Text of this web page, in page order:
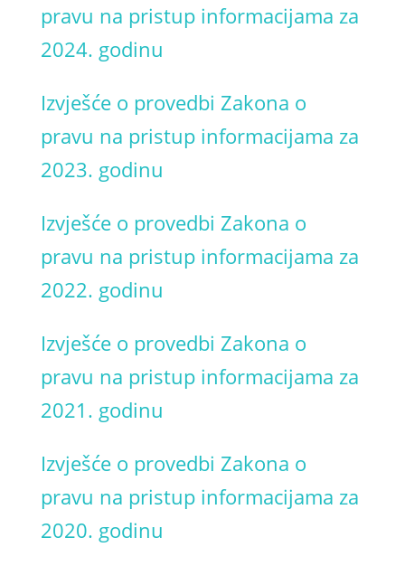
pravu na pristup informacijama za
2024. godinu
Izvješće o provedbi Zakona o
pravu na pristup informacijama za
2023. godinu
Izvješće o provedbi Zakona o
pravu na pristup informacijama za
2022. godinu
Izvješće o provedbi Zakona o
pravu na pristup informacijama za
2021. godinu
Izvješće o provedbi Zakona o
pravu na pristup informacijama za
2020. godinu